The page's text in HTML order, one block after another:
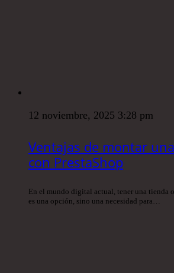
12 noviembre, 2025 3:28 pm
Ventajas de montar
con PrestaShop
En el mundo digital actual, tener una tienda
es una opción, sino una necesidad para…